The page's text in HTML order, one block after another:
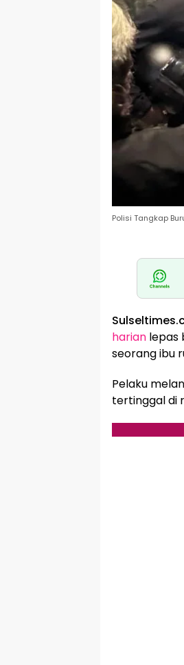
Polisi Tangkap
harian lepas
seorang ibu
Pelaku
tertinggal di